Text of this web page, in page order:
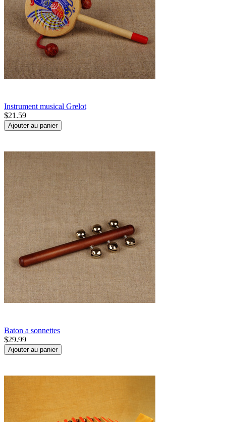
Instrument musical Grelot
$21.59
Ajouter au panier
Baton a sonnettes
$29.99
Ajouter au panier